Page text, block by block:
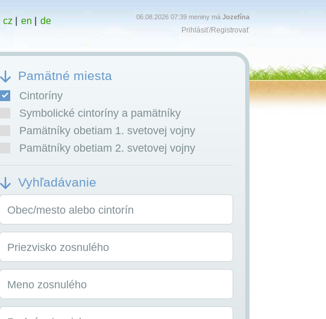
cz en de 06.08.2026 07:39 meniny má Jozefína
Prihlásiť/Registrovať
Pamätné miesta
Cintoríny
Symbolické cintoríny a pamätníky
Pamätníky obetiam 1. svetovej vojny
Pamätníky obetiam 2. svetovej vojny
Vyhľadávanie
Obec/mesto alebo cintorín
Priezvisko zosnulého
Meno zosnulého